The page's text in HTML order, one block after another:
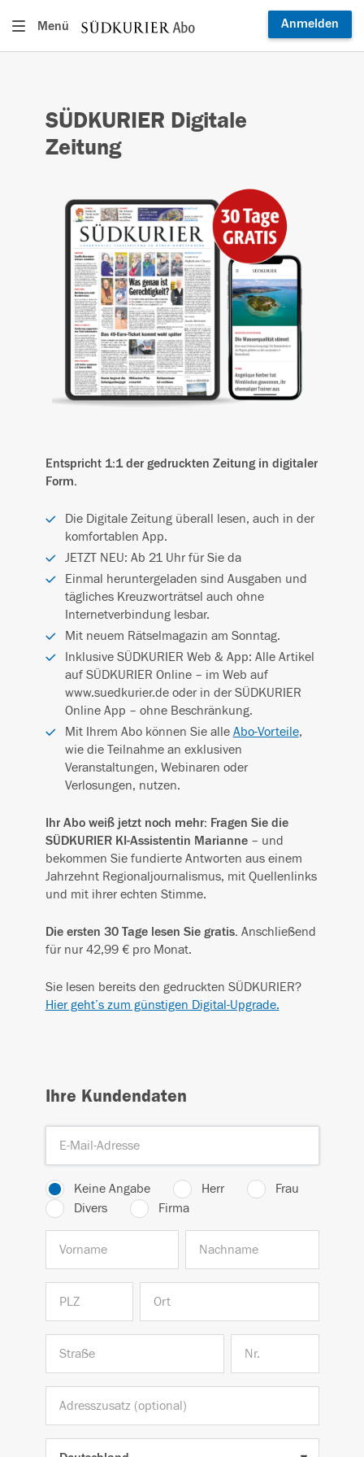
Menü Anmelden
SÜDKURIER Digitale
Zeitung
Entspricht 1:1 der gedruckten Zeitung in digitaler
Form.
Die Digitale Zeitung überall lesen, auch in der
komfortablen App.
JETZT NEU: Ab 21 Uhr für Sie da
Einmal heruntergeladen sind Ausgaben und
tägliches Kreuzworträtsel auch ohne
Internetverbindung lesbar.
Mit neuem Rätselmagazin am Sonntag.
Inklusive SÜDKURIER Web & App: Alle Artikel
auf SÜDKURIER Online – im Web auf
www.suedkurier.de oder in der SÜDKURIER
Online App – ohne Beschränkung.
Mit Ihrem Abo können Sie alle Abo-Vorteile,
wie die Teilnahme an exklusiven
Veranstaltungen, Webinaren oder
Verlosungen, nutzen.
Ihr Abo weiß jetzt noch mehr: Fragen Sie die
SÜDKURIER KI-Assistentin Marianne– und
bekommen Sie fundierte Antworten aus einem
Jahrzehnt Regionaljournalismus, mit Quellenlinks
und mit ihrer echten Stimme.
Die ersten 30 Tage lesen Sie gratis. Anschließend
für nur 42,99 € pro Monat.
Sie lesen bereits den gedruckten SÜDKURIER?
Hier geht’s zum günstigen Digital-Upgrade.
Ihre Kundendaten
Keine Angabe Herr
Frau
Divers
Firma